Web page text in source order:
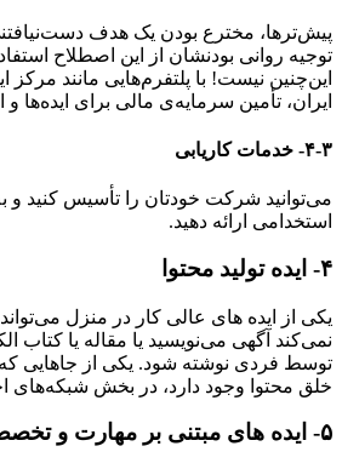
پیش‌ترها، مخترع بودن یک هدف دست‌نیافتنی
توجیه روانی بودنشان از این اصطلاح
این‌چنین نیست! با پلتفرم‌هایی مانند مرکز
ایران،‌ تأمین سرمایه‌ی مالی برای ایده‌ها
۴-۳- خدمات کاریابی
می‌توانید شرکت خودتان را تأسیس کنید
استخدامی ارائه دهید.
۴- ایده تولید محتوا
یکی از ایده های عالی کار در منزل
نمی‌کند آگهی می‌نویسید یا مقاله یا کتاب
توسط فردی نوشته شود. یکی از جاهایی که
خلق محتوا وجود دارد، در بخش شبکه‌های
۵- ایده های مبتنی بر مهارت و